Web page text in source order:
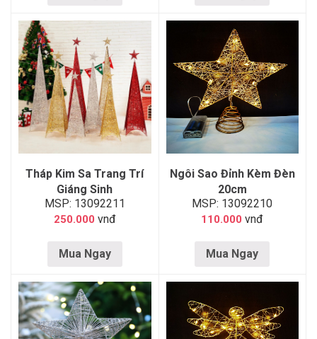
Tháp Kim Sa Trang Trí
Giáng Sinh
MSP: 13092211
250.000 vnđ
Mua Ngay
Ngôi Sao Đỉnh Kèm Đèn
20cm
MSP: 13092210
110.000 vnđ
Mua Ngay